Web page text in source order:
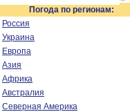
Погода по регионам:
Россия
Украина
Европа
Азия
Африка
Австралия
Северная Америка